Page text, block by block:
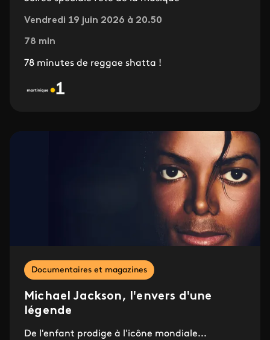
Vendredi 19 juin 2026 à 20.50
78 min
78 minutes de reggae shatta !
Documentaires et magazines
Michael Jackson, l'envers d'une
légende
De l'enfant prodige à l'icône mondiale...